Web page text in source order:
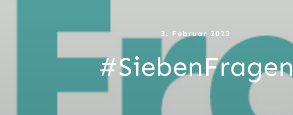
3. Februar 2022
#SiebenFragen